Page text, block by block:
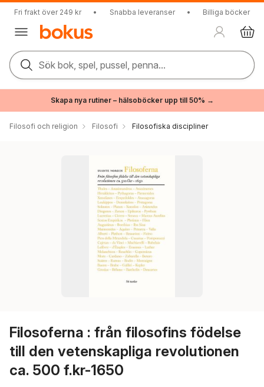
Fri frakt över 249 kr • Snabba leveranser • Billiga böcker
Sök bok, spel, pussel, penna...
Skapa nya rutiner – hälsoböcker upp till 50% →
Filosofi och religion Filosofi Filosofiska discipliner
Filosoferna : från filosofins födelse
till den vetenskapliga revolutionen
ca. 500 f.kr-1650